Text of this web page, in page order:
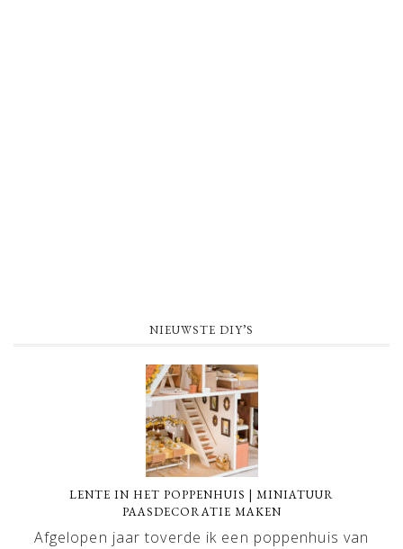
NIEUWSTE DIY’S
LENTE IN HET POPPENHUIS | MINIATUUR
PAASDECORATIE MAKEN
Afgelopen jaar toverde ik een poppenhuis van